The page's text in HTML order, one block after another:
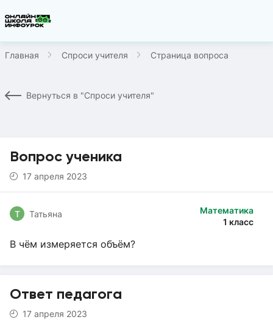
Главная Спроси учителя Страница вопроса
Вернуться в "Спроси учителя"
Вопрос ученика
17 апреля 2023
Математика
1 класс
Т Татьяна
В чём измеряется объём?
Ответ педагога
17 апреля 2023